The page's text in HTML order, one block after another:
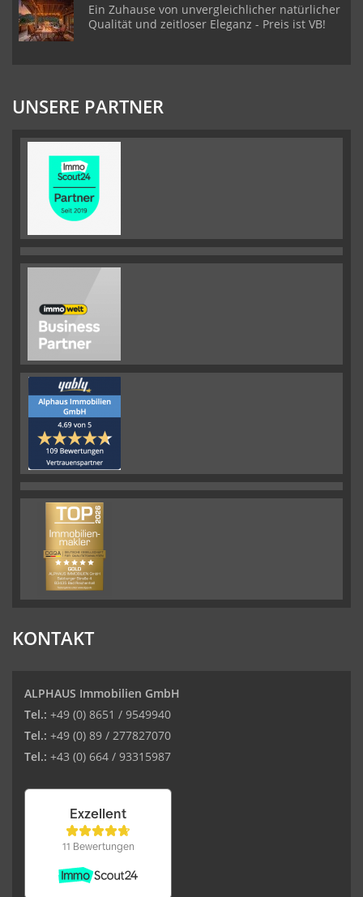
Ein Zuhause von unvergleichlicher natürlicher
Qualität und zeitloser Eleganz - Preis ist VB!
UNSERE PARTNER
KONTAKT
ALPHAUS Immobilien GmbH
Tel.: +49 (0) 8651 / 9549940
Tel.: +49 (0) 89 / 277827070
Tel.: +43 (0) 664 / 93315987